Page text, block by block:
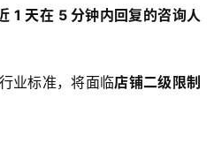
1 天在 5 分钟内回复的咨询人
业标准，将面临店铺二级限制